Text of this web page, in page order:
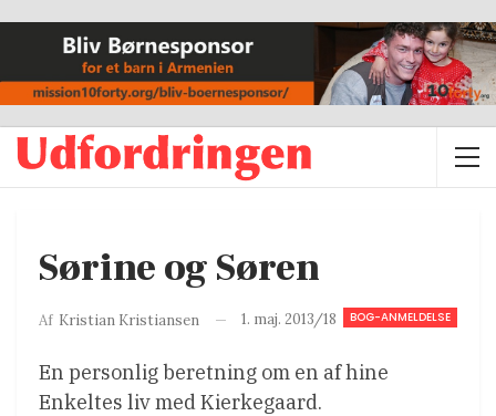
Sørine og Søren
BOG-ANMELDELSE
Af Kristian Kristiansen 1. maj. 2013/18
En personlig beretning om en af hine
Enkeltes liv med Kierkegaard.